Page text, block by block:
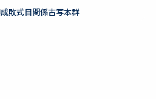
敗式目関係古写本群